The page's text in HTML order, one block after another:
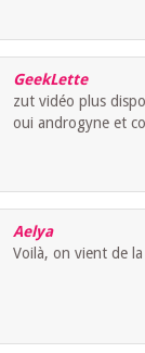
GeekLette
zut vidéo plus
oui androgyne et
Aelya
Voilà, on vient de la